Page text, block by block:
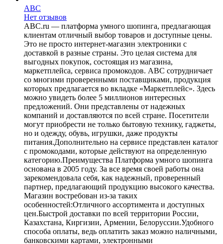
ABC
Нет отзывов
ABC.ru — платформа умного шопинга, предлагающая
клиентам отличный выбор товаров и доступные цены.
Это не просто интернет-магазин электроники с
доставкой в разные страны. Это целая система для
выгодных покупок, состоящая из магазина,
маркетплейса, сервиса промокодов. ABC сотрудничает
со многими проверенными поставщиками, продукция
которых предлагается во вкладке «Маркетплейс». Здесь
можно увидеть более 5 миллионов интересных
предложений. Они представлены от надежных
компаний и доставляются по всей стране. Посетители
могут приобрести не только бытовую технику, гаджеты,
но и одежду, обувь, игрушки, даже продукты
питания.Дополнительно на сервисе представлен каталог
с промокодами, которые действуют на определенную
категорию.Преимущества Платформа умного шопинга
основана в 2005 году. За все время своей работы она
зарекомендовала себя, как надежный, проверенный
партнер, предлагающий продукцию высокого качества.
Магазин востребован из-за таких
особенностей:Отличного ассортимента и доступных
цен.Быстрой доставки по всей территории России,
Казахстана, Киргизии, Армении, Белоруссии.Удобного
способа оплаты, ведь оплатить заказ можно наличными,
банковскими картами, электронными